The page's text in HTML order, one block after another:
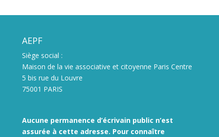
AEPF
Siège social :
Maison de la vie associative et citoyenne Paris Centre
5 bis rue du Louvre
75001 PARIS
Aucune permanence d’écrivain public n’est
assurée à cette adresse. Pour connaître